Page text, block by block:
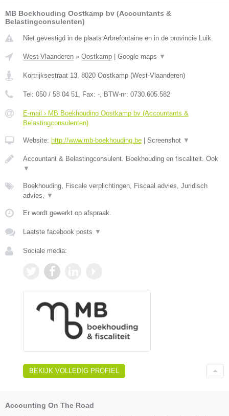
MB Boekhouding Oostkamp bv (Accountants &
Belastingconsulenten)
Niet gevestigd in de plaats Arbrefontaine en in de provincie Luik.
West-Vlaanderen » Oostkamp Google maps ▼
Kortrijksestraat 13 8020 Oostkamp (West-Vlaanderen)
Tel: 050 / 58 04 51 , Fax: - , BTW-nr: 0730.605.582
E-mail › MB Boekhouding Oostkamp bv (Accountants &
Belastingconsulenten)
Website: http://www.mb-boekhouding.be Screenshot ▼
Accountant & Belastingconsulent. Boekhouding en fiscaliteit. Ook
▼
Boekhouding, Fiscale verplichtingen, Fiscaal advies, Juridisch
advies,
▼
Er wordt gewerkt op afspraak.
Laatste facebook posts ▼
Sociale media:
BEKIJK VOLLEDIG PROFIEL
Accounting On The Road